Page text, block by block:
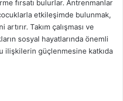
fırsatı bulurlar. Antrenmanlar
etkileşimde bulunmak,
Takım çalışması ve
sosyal hayatlarında önemli
ilişkilerin güçlenmesine katkıda